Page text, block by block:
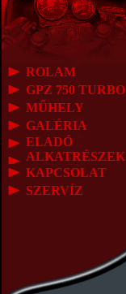
ROLAM
GPZ 750 TURBO
MŰHELY
GALÉRIA
ELADÓ
ALKATRÉSZEK
KAPCSOLAT
SZERVÍZ